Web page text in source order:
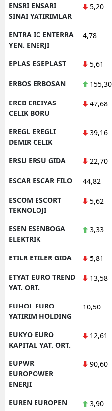
ENSRI ENSARI
SINAI YATIRIMLAR
5,20
ENTRA IC ENTERRA
YEN. ENERJI
4,78
EPLAS EGEPLAST 5,61
ERBOS ERBOSAN 155,30
ERCB ERCIYAS
CELIK BORU
47,68
EREGL EREGLI
DEMIR CELIK
39,16
ERSU ERSU GIDA 22,70
ESCAR ESCAR FILO 44,82
ESCOM ESCORT
TEKNOLOJI
5,62
ESEN ESENBOGA
ELEKTRIK
3,33
ETILR ETILER GIDA 5,81
ETYAT EURO TREND
YAT. ORT.
13,58
EUHOL EURO
YATIRIM HOLDING
10,50
EUKYO EURO
KAPITAL YAT. ORT.
12,61
EUPWR
EUROPOWER
ENERJI
90,60
EUREN EUROPEN
3,90